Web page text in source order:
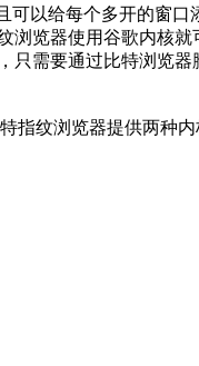
以给每个多开的窗口
浏览器使用谷歌内核就
只需要通过比特浏览器
指纹浏览器提供两种